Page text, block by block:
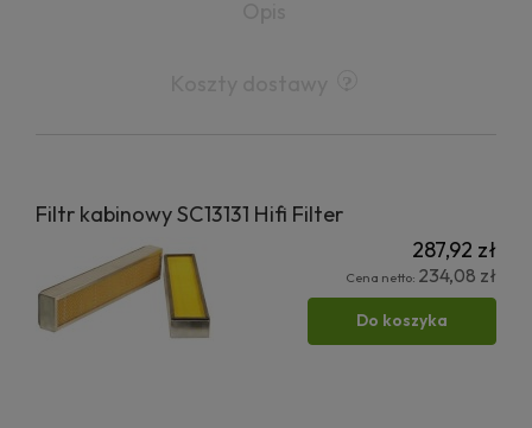
Filtr kabinowy SC13131 Hifi Filter
287,92 zł
Cena netto: 234,08 zł
Do koszyka